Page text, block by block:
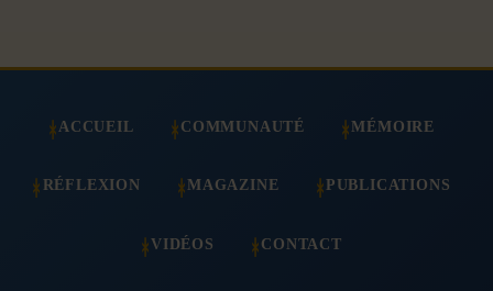
ACCUEIL COMMUNAUTÉ MÉMOIRE
RÉFLEXION MAGAZINE PUBLICATIONS
VIDÉOS CONTACT